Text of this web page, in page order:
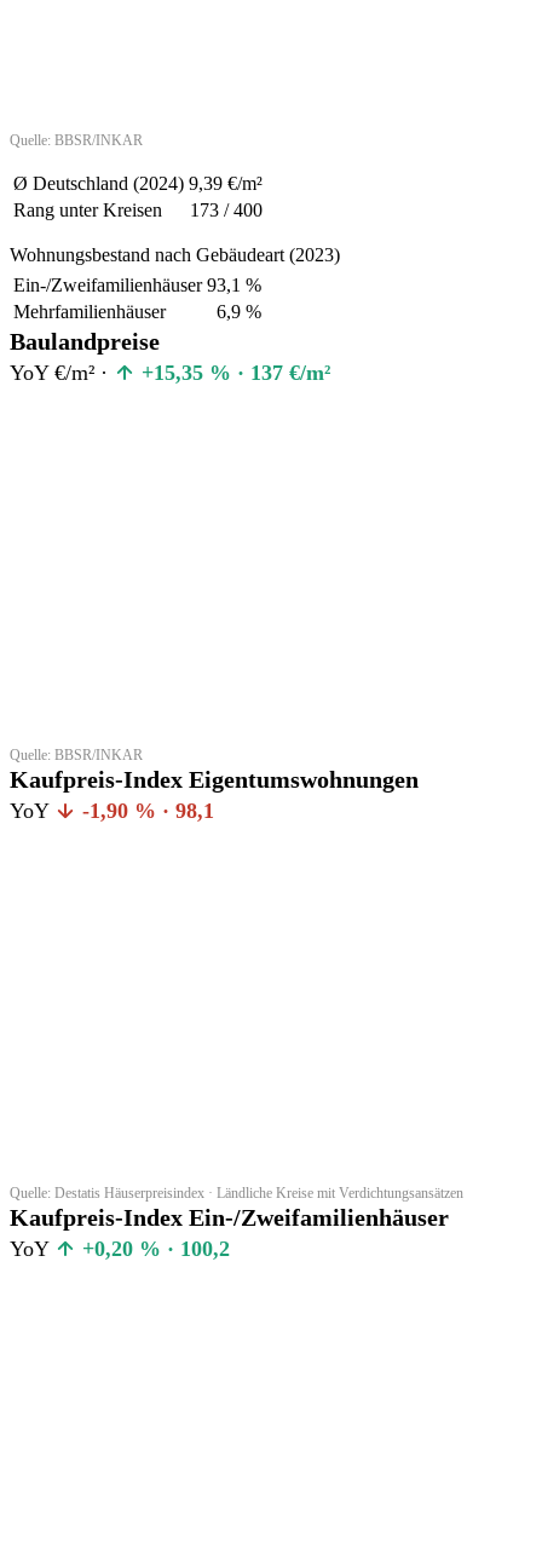
Quelle: BBSR/INKAR
Ø Deutschland (2024) 9,39 €/m²
Rang unter Kreisen
173 / 400
Wohnungsbestand nach Gebäudeart (2023)
Ein-/Zweifamilienhäuser 93,1 %
Mehrfamilienhäuser
6,9 %
Baulandpreise
YoY €/m² · +15,35 % · 137 €/m²
Quelle: BBSR/INKAR
Kaufpreis-Index Eigentumswohnungen
YoY -1,90 % · 98,1
Quelle: Destatis Häuserpreisindex · Ländliche Kreise mit Verdichtungsansätzen
Kaufpreis-Index Ein-/Zweifamilienhäuser
YoY +0,20 % · 100,2